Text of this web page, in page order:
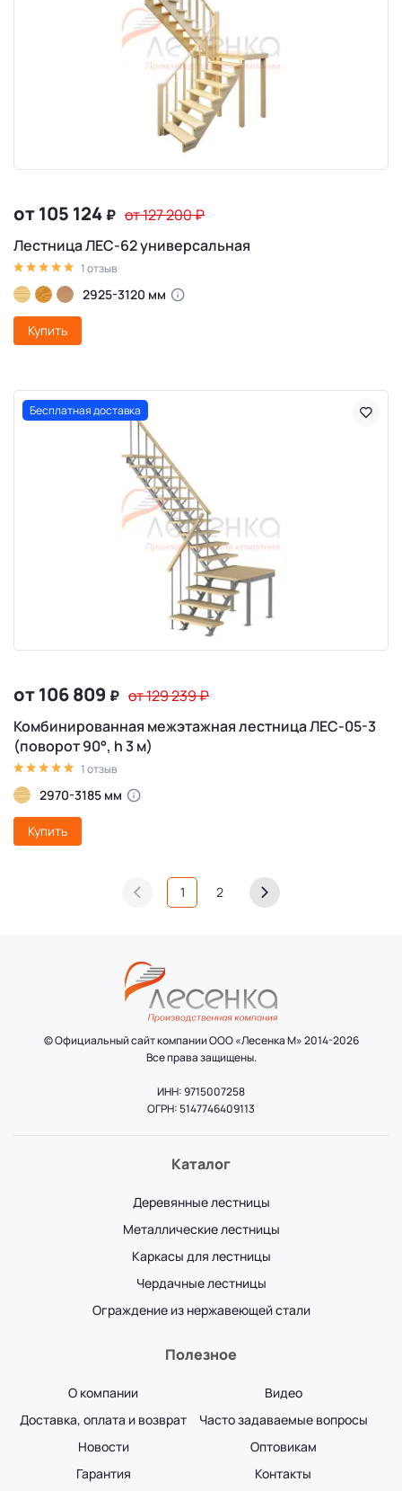
от 105 124 ₽ от 127 200₽
Лестница ЛЕС-62 универсальная
1 отзыв
2925-3120 мм
Купить
Бесплатная доставка
от 106 809 ₽ от 129 239₽
Комбинированная межэтажная лестница ЛЕС-05-3
(поворот 90°, h 3 м)
1 отзыв
2970-3185 мм
Купить
1 2
© Официальный сайт компании ООО «Лесенка М» 2014-2026
Все права защищены.
ИНН: 9715007258
ОГРН: 5147746409113
Каталог
Деревянные лестницы
Металлические лестницы
Каркасы для лестницы
Чердачные лестницы
Ограждение из нержавеющей стали
Полезное
О компании
Доставка, оплата и возврат
Новости
Гарантия
Видео
Часто задаваемые вопросы
Оптовикам
Контакты